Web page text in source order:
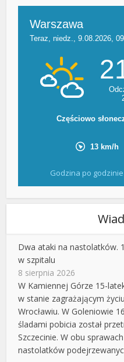
Godzina po godzinie
Dwa ataki na nastolatków.
w szpitalu
8 sierpnia 2026
W Kamiennej Górze 15-
w stanie zagrażającym
Wrocławiu. W Goleniowie
śladami pobicia został
Szczecinie. W obu
nastolatków